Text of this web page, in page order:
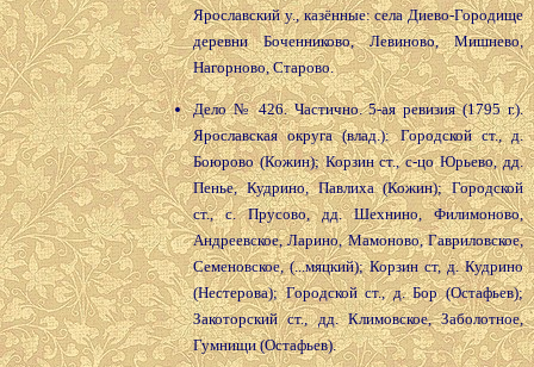
Ярославский у., казённые: села Диево-Городище
деревни Боченниково, Левиново, Мишнево,
Нагорново, Старово.
Дело № 426. Частично. 5-ая ревизия (1795 г.).
Ярославская округа (влад.): Городской ст., д.
Боюрово (Кожин); Корзин ст., с-цо Юрьево, дд.
Пенье, Кудрино, Павлиха (Кожин); Городской
ст., с. Прусово, дд. Шехнино, Филимоново,
Андреевское, Ларино, Мамоново, Гавриловское,
Семеновское, (...мяцкий); Корзин ст, д. Кудрино
(Нестерова); Городской ст., д. Бор (Остафьев);
Закоторский ст., дд. Климовское, Заболотное,
Гумнищи (Остафьев).